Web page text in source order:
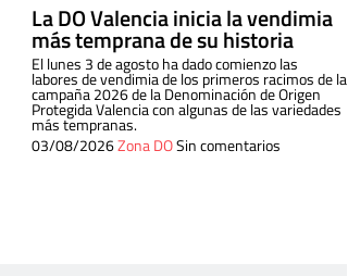
La DO Valencia inicia la vendimia
más temprana de su historia
El lunes 3 de agosto ha dado comienzo las
labores de vendimia de los primeros racimos de la
campaña 2026 de la Denominación de Origen
Protegida Valencia con algunas de las variedades
más tempranas.
03/08/2026Zona DOSin comentarios